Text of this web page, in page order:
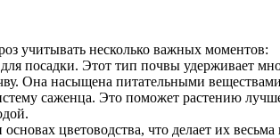
учитывать несколько важных моментов:
для посадки. Этот тип почвы удерживает
Она насыщена питательными
саженца. Это поможет растению
цветоводства, что делает их